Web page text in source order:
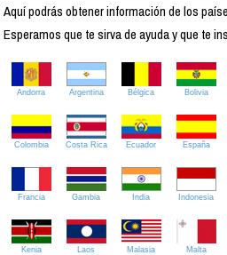
Aquí podrás obtener información de los
Esperamos que te sirva de ayuda y que te
Andorra Argentina Bélgica Bolivia
Colombia Costa Rica Ecuador España
Francia Gambia India Indonesia
Kenia Laos Malasia Malta